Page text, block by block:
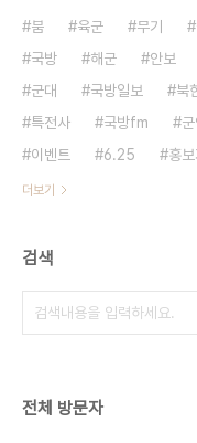
붐 육군 무기
국방
해군 안보
군대
국방일보 북
특전사
국방fm
이벤트
6.25 홍
더보기
검색
전체 방문자